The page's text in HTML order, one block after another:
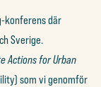
konferens där
Sverige.
Actions for Urban
som vi genomför